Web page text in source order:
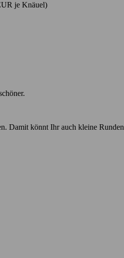
je Knäuel)
Damit könnt Ihr auch kleine